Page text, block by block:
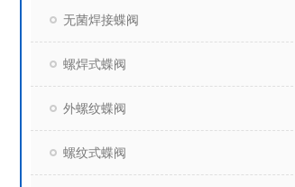
无菌焊接蝶阀
螺焊式蝶阀
外螺纹蝶阀
螺纹式蝶阀